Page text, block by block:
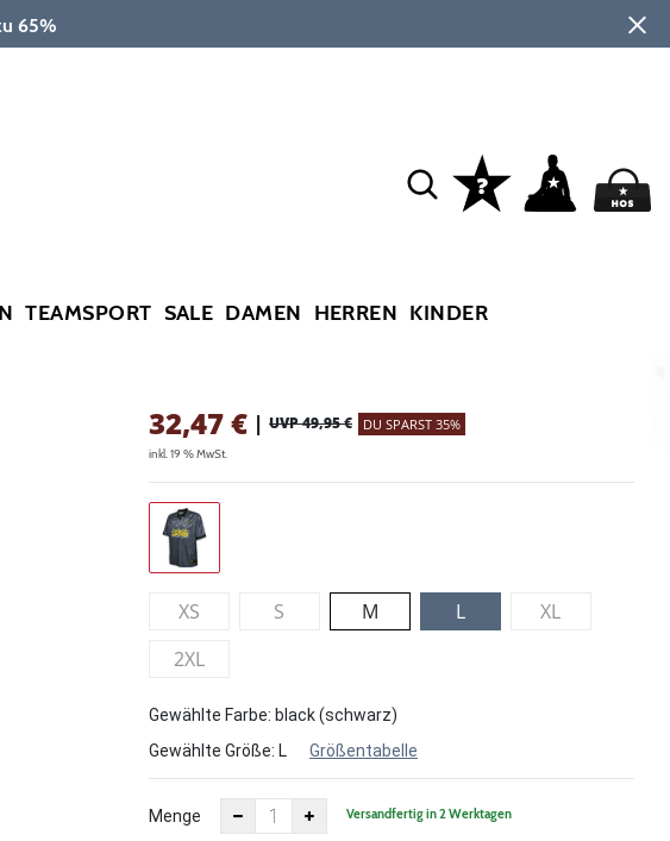
65%
TEAMSPORT SALE DAMEN HERREN KINDER
32,47€ | UVP 49,95 € DU SPARST 35%
inkl. 19 % MwSt.
XS S M L
XL
2XL
Gewählte Farbe: black (schwarz)
Gewählte Größe: L Größentabelle
Menge Versandfertig in 2 Werktagen